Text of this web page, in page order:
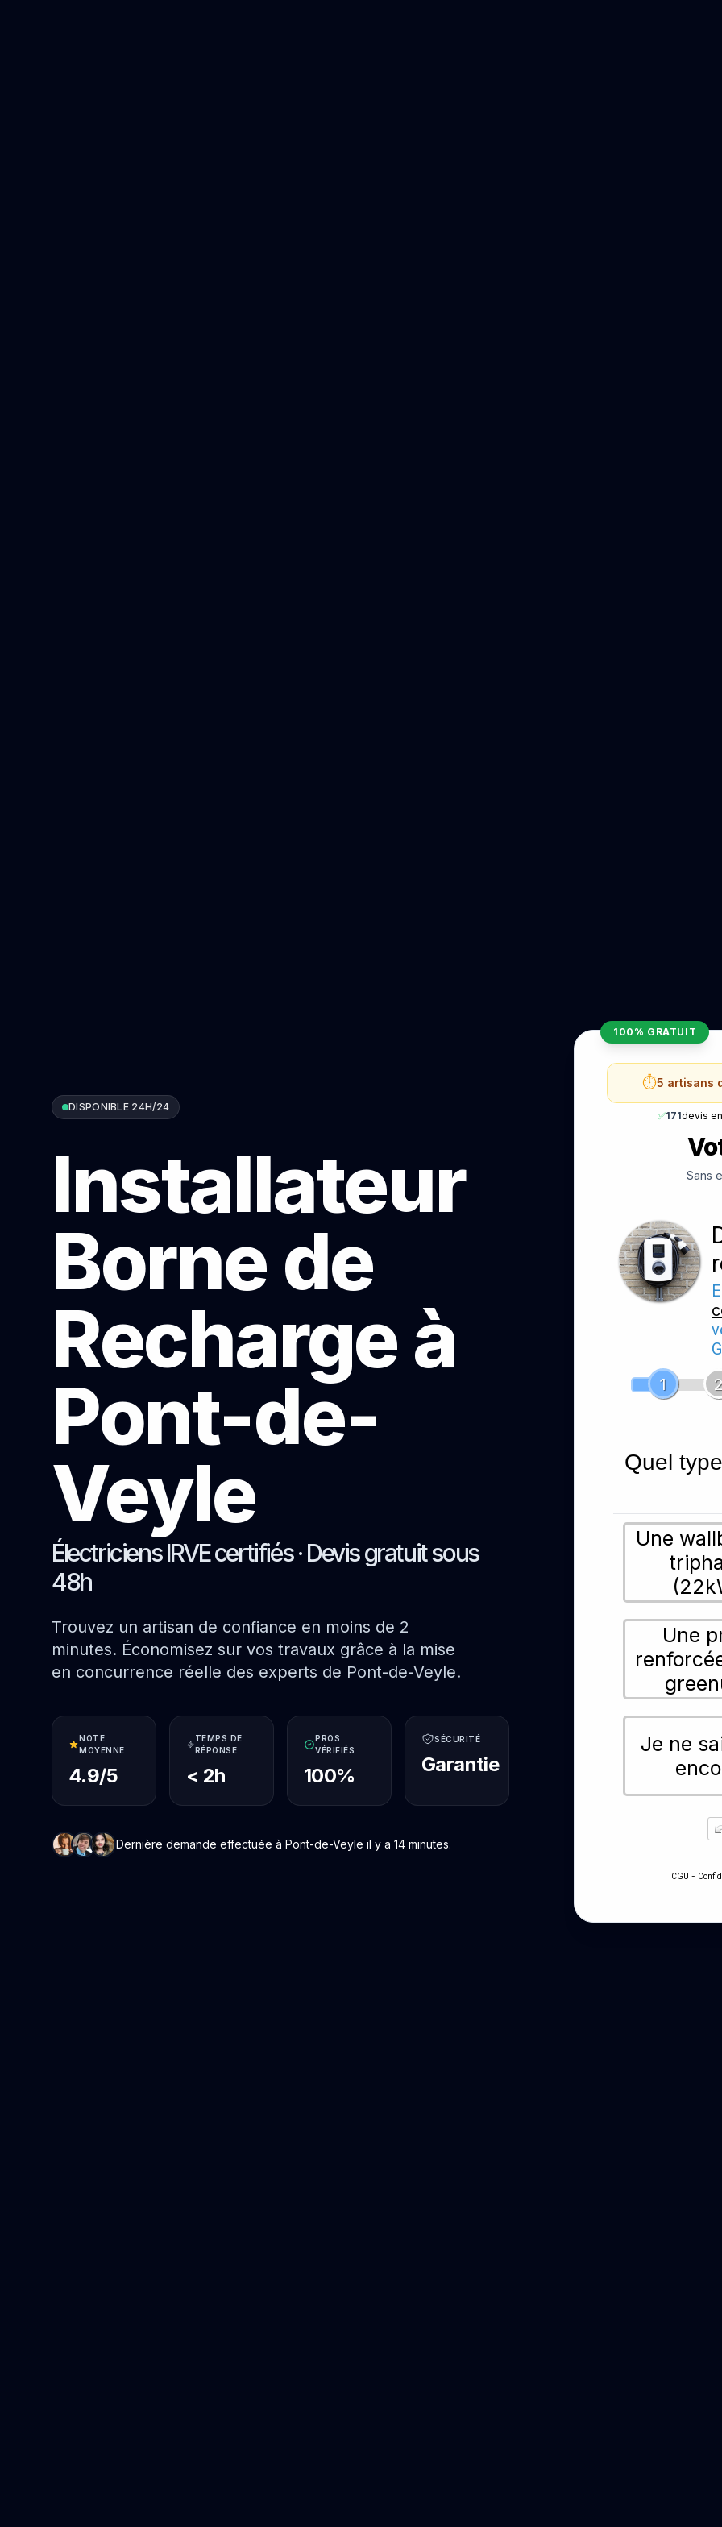
DISPONIBLE 24H/24
Installateur
Borne de
Recharge à
Pont-de-
Veyle
Électriciens IRVE certifiés · Devis gratuit sous
48h
Trouvez un artisan de confiance en moins de 2
minutes. Économisez sur vos travaux grâce à la mise
en concurrence réelle des experts de Pont-de-Veyle.
NOTE
MOYENNE
4.9/5
TEMPS DE
RÉPONSE
< 2h
PROS
VÉRIFIÉS
100%
SÉCURITÉ
Garantie
Dernière demande effectuée à Pont-de-Veyle il y a 14 minutes.
100% GRATUIT
⏱️5 artisans
✅171devis
Sans
1
2
Quel
Une
Une
Je ne
CGU -